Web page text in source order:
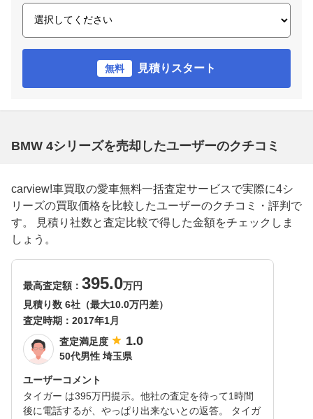
無料 見積りスタート
BMW 4シリーズを売却したユーザーのクチコミ
carview!車買取の愛車無料一括査定サービスで実際に4シ
リーズの買取価格を比較したユーザーのクチコミ・評判で
す。 見積り社数と査定比較で得した金額をチェックしま
しょう。
最高査定額： 395.0万円
見積り数 6社（最大10.0万円差）
査定時期： 2017年1月
査定満足度
1.0
50代男性 埼玉県
ユーザーコメント
タイガー は395万円提示。他社の査定を待って1時間
後に電話するが、やっぱり出来ないとの返答。 タイガ